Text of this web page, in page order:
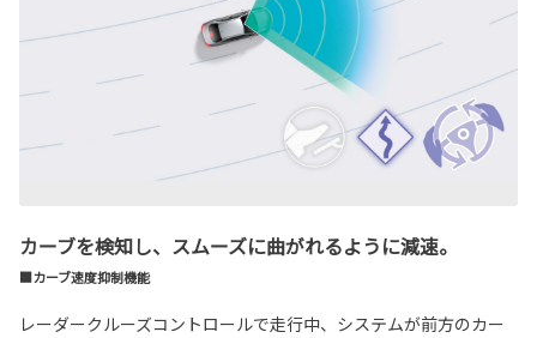
カーブを検知し、スムーズに曲がれるように減速。
■カーブ速度抑制機能
レーダークルーズコントロールで走行中、システムが前方のカー